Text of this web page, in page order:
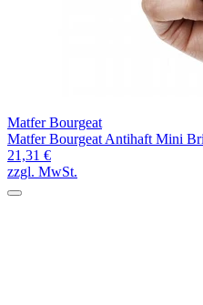
Matfer Bourgeat
Matfer Bourgeat Antihaft Mini
21,31 €
zzgl. MwSt.